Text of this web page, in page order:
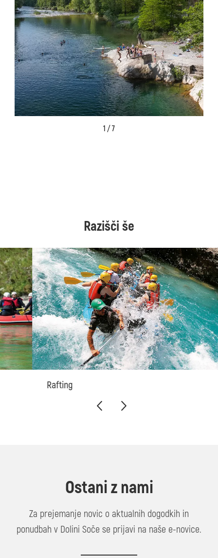
1 / 7
Razišči še
Ostani z nami
Za prejemanje novic o aktualnih dogodkih in
ponudbah v Dolini Soče se prijavi na naše e-novice.